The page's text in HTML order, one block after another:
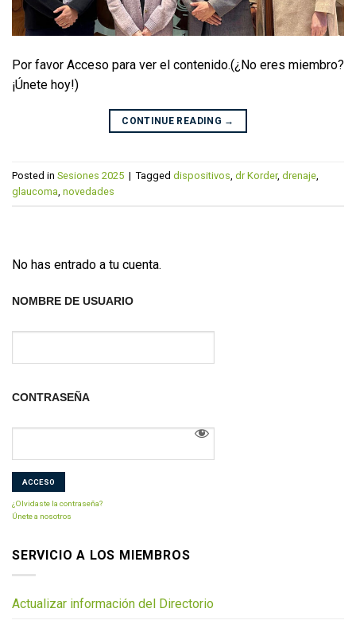
Por favor Acceso para ver el contenido.(¿No eres miembro?
¡Únete hoy!)
CONTINUE READING →
Posted in Sesiones 2025 | Tagged dispositivos dr Korder, drenaje
glaucoma novedades
No has entrado a tu cuenta.
NOMBRE DE USUARIO
CONTRASEÑA
¿Olvidaste la contraseña?
Únete a nosotros
SERVICIO A LOS MIEMBROS
Actualizar información del Directorio